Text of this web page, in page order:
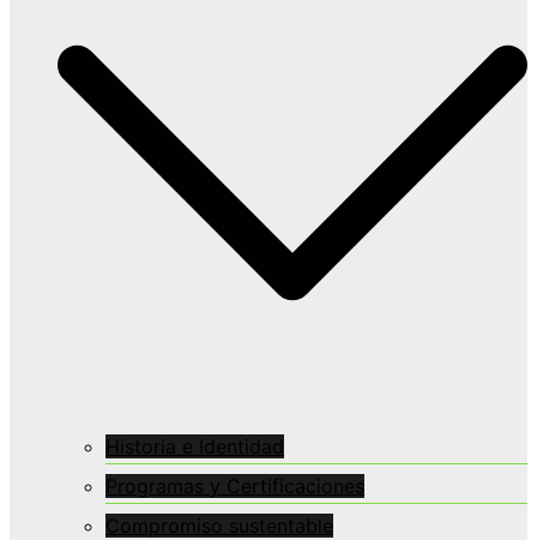
Historia e Identidad
Programas y Certificaciones
Compromiso sustentable